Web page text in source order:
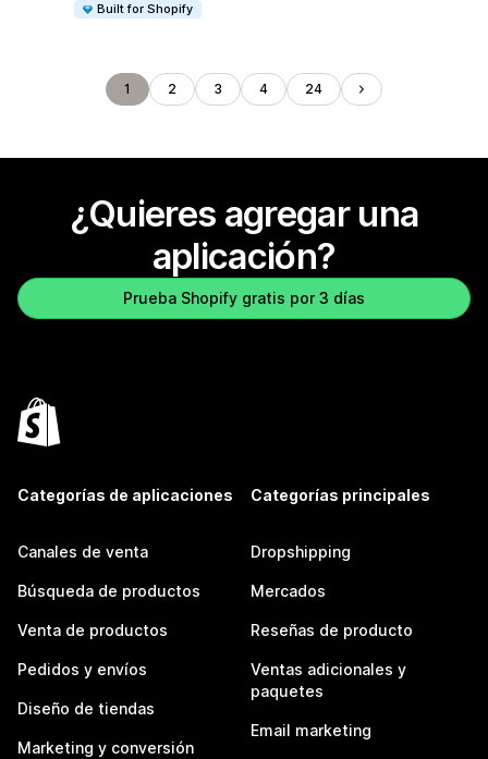
Built for Shopify
1 2 3 4 24
¿Quieres agregar una
aplicación?
Prueba Shopify gratis por 3 días
Categorías de aplicaciones
Canales de venta
Búsqueda de productos
Venta de productos
Pedidos y envíos
Diseño de tiendas
Marketing y conversión
Categorías principales
Dropshipping
Mercados
Reseñas de producto
Ventas adicionales y
paquetes
Email marketing